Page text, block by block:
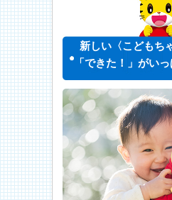
新しい〈こどもち
「できた！」がい